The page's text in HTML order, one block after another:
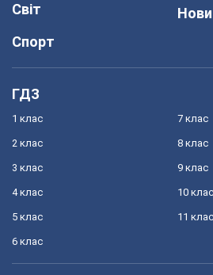
Світ
Спорт
ГДЗ
1 клас
2 клас
3 клас
4 клас
5 клас
6 клас
7 клас
8 клас
9 клас
10 клас
11 клас